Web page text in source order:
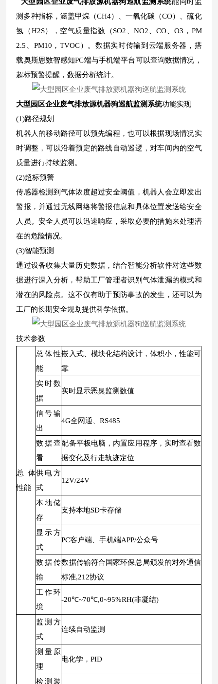
测多种指标，涵盖甲烷（CH4）、一氧化碳（CO）、硫化
氢（H2S），空气质量指数（SO2、NO2、CO、O3，PM
2.5、PM10，TVOC）。数据实时传输到云端服务器，搭
载奥斯恩数智感知PC端与手机端平台可以查询数据情况，
超标预警提醒，数据分析统计。
大型园区企业废气排放源机器狗巡航监测系统功能实现
(1)路径规划
机器人的移动路径可以预先编程，也可以根据现场情况实
时调整，可以沿着预定的路线自动巡逻，对车间内的空气
质量进行持续监测。
(2)超标预警
传感器检测到气体浓度超过安全阈值，机器人会立即发出
警报，并通过无线网络将警报信息和具体位置发送给安全
人员。安全人员可以迅速响应，采取必要的措施来处理潜
在的危险情况。
(3)智能预测
通过设备收集大量历史数据，结合智能分析软件对这些数
据进行深入分析，帮助工厂管理者识别气体泄漏的模式和
潜在的风险点。这不仅有助于预防事故的发生，还可以为
工厂的长期安全规划提供科学依据。
技术参数
总体
性能
总体性
能
嵌入式、模块化结构设计，体积小，性能可
靠
实时数
据
实时显示恶臭监测数值
信号输
出
4G全网通、RS485
数据查
看
配备平板电脑，内置应用程序，实时查看数
据变化及行走轨迹定位
供电方
式
12V/24V
本地储
存
支持本地SD卡存储
显示方
式
PC客户端、手机端APP/公众号
数据传
输
数据传输符合国家环保总局颁发的对外通信
标准,212协议
工作环
境
-20℃~70℃,0~95%RH(非凝结)
监测方
式
连续自动监测
测量原
理
电化学，PID
检测装